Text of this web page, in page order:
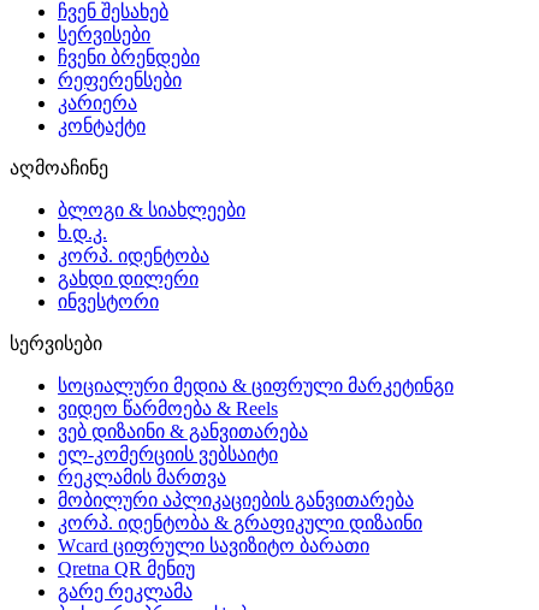
ჩვენ შესახებ
სერვისები
ჩვენი ბრენდები
რეფერენსები
კარიერა
კონტაქტი
აღმოაჩინე
ბლოგი & სიახლეები
ხ.დ.კ.
კორპ. იდენტობა
გახდი დილერი
ინვესტორი
სერვისები
სოციალური მედია & ციფრული მარკეტინგი
ვიდეო წარმოება & Reels
ვებ დიზაინი & განვითარება
ელ-კომერციის ვებსაიტი
რეკლამის მართვა
მობილური აპლიკაციების განვითარება
კორპ. იდენტობა & გრაფიკული დიზაინი
Wcard ციფრული სავიზიტო ბარათი
Qretna QR მენიუ
გარე რეკლამა